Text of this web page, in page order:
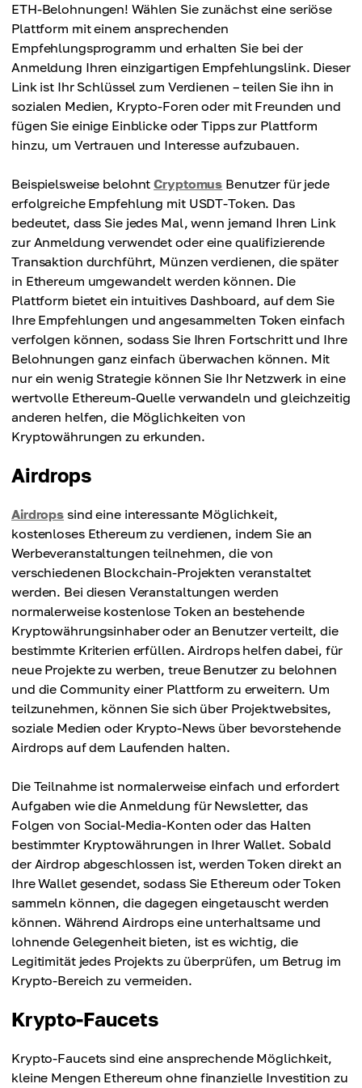
ETH-Belohnungen! Wählen Sie zunächst eine seriöse
Plattform mit einem ansprechenden
Empfehlungsprogramm und erhalten Sie bei der
Anmeldung Ihren einzigartigen Empfehlungslink. Dieser
Link ist Ihr Schlüssel zum Verdienen – teilen Sie ihn in
sozialen Medien, Krypto-Foren oder mit Freunden und
fügen Sie einige Einblicke oder Tipps zur Plattform
hinzu, um Vertrauen und Interesse aufzubauen.
Beispielsweise belohntCryptomus Benutzer für jede
erfolgreiche Empfehlung mit USDT-Token. Das
bedeutet, dass Sie jedes Mal, wenn jemand Ihren Link
zur Anmeldung verwendet oder eine qualifizierende
Transaktion durchführt, Münzen verdienen, die später
in Ethereum umgewandelt werden können. Die
Plattform bietet ein intuitives Dashboard, auf dem Sie
Ihre Empfehlungen und angesammelten Token einfach
verfolgen können, sodass Sie Ihren Fortschritt und Ihre
Belohnungen ganz einfach überwachen können. Mit
nur ein wenig Strategie können Sie Ihr Netzwerk in eine
wertvolle Ethereum-Quelle verwandeln und gleichzeitig
anderen helfen, die Möglichkeiten von
Kryptowährungen zu erkunden.
Airdrops
Airdrops sind eine interessante Möglichkeit,
kostenloses Ethereum zu verdienen, indem Sie an
Werbeveranstaltungen teilnehmen, die von
verschiedenen Blockchain-Projekten veranstaltet
werden. Bei diesen Veranstaltungen werden
normalerweise kostenlose Token an bestehende
Kryptowährungsinhaber oder an Benutzer verteilt, die
bestimmte Kriterien erfüllen. Airdrops helfen dabei, für
neue Projekte zu werben, treue Benutzer zu belohnen
und die Community einer Plattform zu erweitern. Um
teilzunehmen, können Sie sich über Projektwebsites,
soziale Medien oder Krypto-News über bevorstehende
Airdrops auf dem Laufenden halten.
Die Teilnahme ist normalerweise einfach und erfordert
Aufgaben wie die Anmeldung für Newsletter, das
Folgen von Social-Media-Konten oder das Halten
bestimmter Kryptowährungen in Ihrer Wallet. Sobald
der Airdrop abgeschlossen ist, werden Token direkt an
Ihre Wallet gesendet, sodass Sie Ethereum oder Token
sammeln können, die dagegen eingetauscht werden
können. Während Airdrops eine unterhaltsame und
lohnende Gelegenheit bieten, ist es wichtig, die
Legitimität jedes Projekts zu überprüfen, um Betrug im
Krypto-Bereich zu vermeiden.
Krypto-Faucets
Krypto-Faucets sind eine ansprechende Möglichkeit,
kleine Mengen Ethereum ohne finanzielle Investition zu